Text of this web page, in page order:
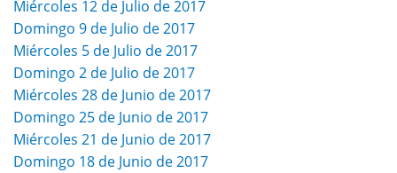
Miércoles 12 de Julio de 2017
Domingo 9 de Julio de 2017
Miércoles 5 de Julio de 2017
Domingo 2 de Julio de 2017
Miércoles 28 de Junio de 2017
Domingo 25 de Junio de 2017
Miércoles 21 de Junio de 2017
Domingo 18 de Junio de 2017